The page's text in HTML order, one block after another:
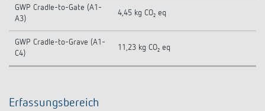
GWP Cradle-to-Gate (A1-
A3)
4,45 kg CO₂ eq
GWP Cradle-to-Grave (A1-
C4)
11,23 kg CO₂ eq
Erfassungsbereich